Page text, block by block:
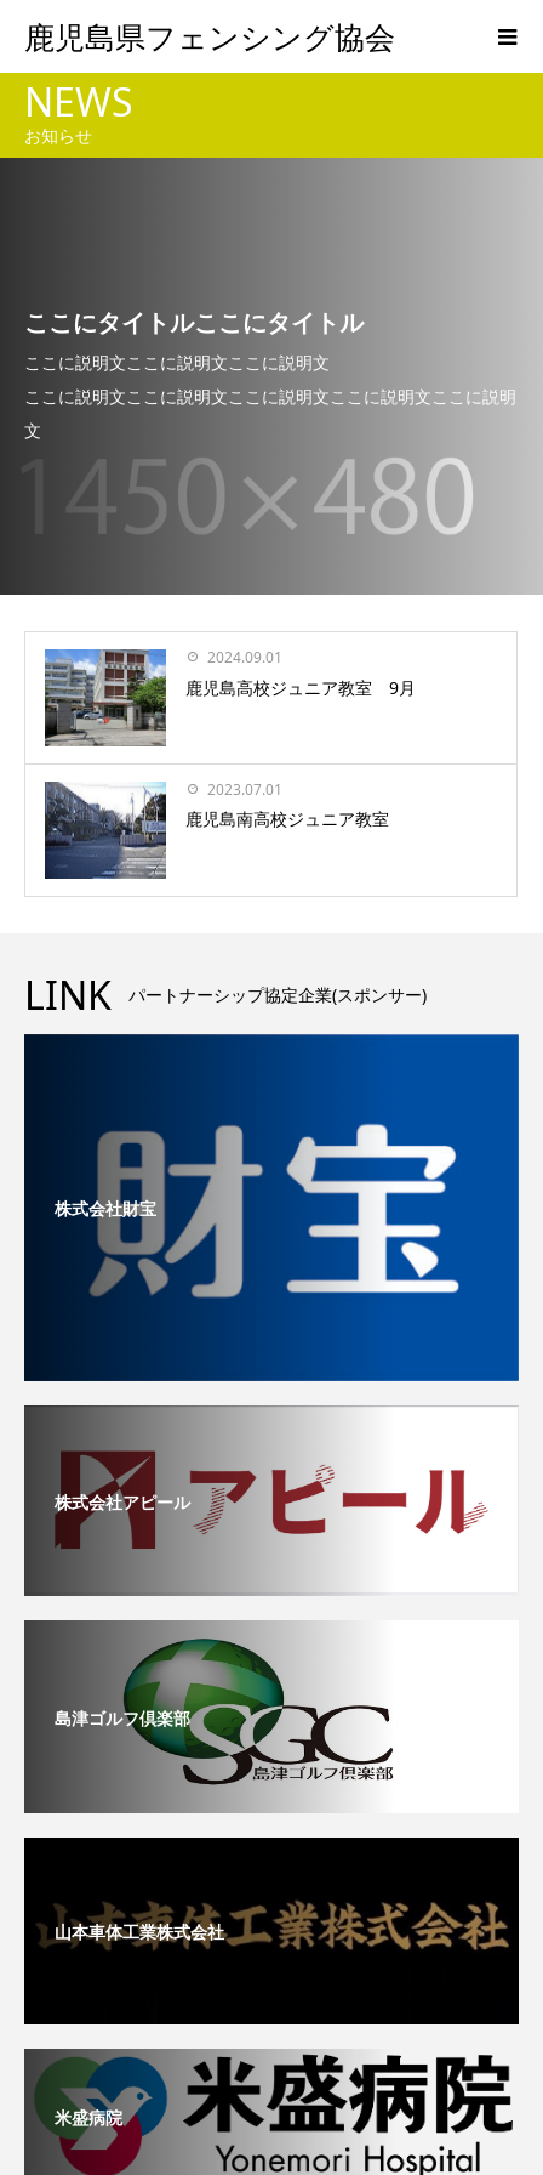
鹿児島県フェンシング協会
NEWS
お知らせ
ここにタイトルここにタイトル
ここに説明文ここに説明文ここに説明文
ここに説明文ここに説明文ここに説明文ここに説明文ここに説明
文
2024.09.01
鹿児島高校ジュニア教室 9月
2023.07.01
鹿児島南高校ジュニア教室
LINK パートナーシップ協定企業(スポンサー)
株式会社財宝
株式会社アピール
島津ゴルフ倶楽部
山本車体工業株式会社
米盛病院